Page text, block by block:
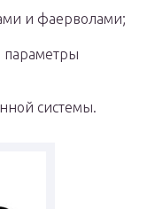
и фаерволами;
параметры
системы.